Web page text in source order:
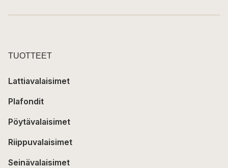
TUOTTEET
Lattiavalaisimet
Plafondit
Pöytävalaisimet
Riippuvalaisimet
Seinävalaisimet